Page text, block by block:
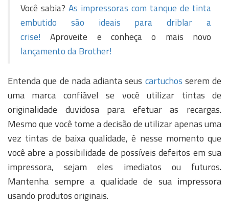
Você sabia? As impressoras com tanque de tinta
embutido são ideais para driblar a
crise! Aproveite e conheça o mais novo
lançamento da Brother!
Entenda que de nada adianta seus cartuchos serem de
uma marca confiável se você utilizar tintas de
originalidade duvidosa para efetuar as recargas.
Mesmo que você tome a decisão de utilizar apenas uma
vez tintas de baixa qualidade, é nesse momento que
você abre a possibilidade de possíveis defeitos em sua
impressora, sejam eles imediatos ou futuros.
Mantenha sempre a qualidade de sua impressora
usando produtos originais.